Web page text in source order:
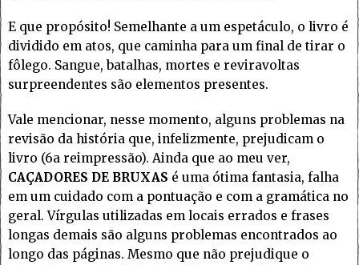
E que propósito! Semelhante a um espetáculo, o livro é
dividido em atos, que caminha para um final de tirar o
fôlego. Sangue, batalhas, mortes e reviravoltas
surpreendentes são elementos presentes.
Vale mencionar, nesse momento, alguns problemas na
revisão da história que, infelizmente, prejudicam o
livro (6a reimpressão). Ainda que ao meu ver,
CAÇADORES DE BRUXAS é uma ótima fantasia, falha
em um cuidado com a pontuação e com a gramática no
geral. Vírgulas utilizadas em locais errados e frases
longas demais são alguns problemas encontrados ao
longo das páginas. Mesmo que não prejudique o